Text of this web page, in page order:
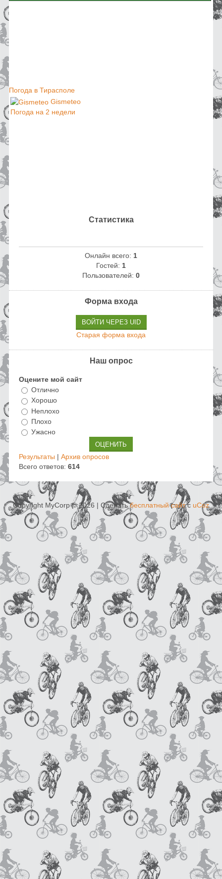
Погода в Тирасполе
Gismeteo
Погода на 2 недели
Статистика
Онлайн всего: 1
Гостей: 1
Пользователей: 0
Форма входа
ВОЙТИ ЧЕРЕЗ UID
Старая форма входа
Наш опрос
Оцените мой сайт
Отлично
Хорошо
Неплохо
Плохо
Ужасно
Результаты | Архив опросов
Всего ответов: 614
Copyright MyCorp © 2026 | Сделатьбесплатный сайтс uCoz